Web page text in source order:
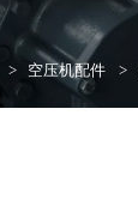
空压机配件